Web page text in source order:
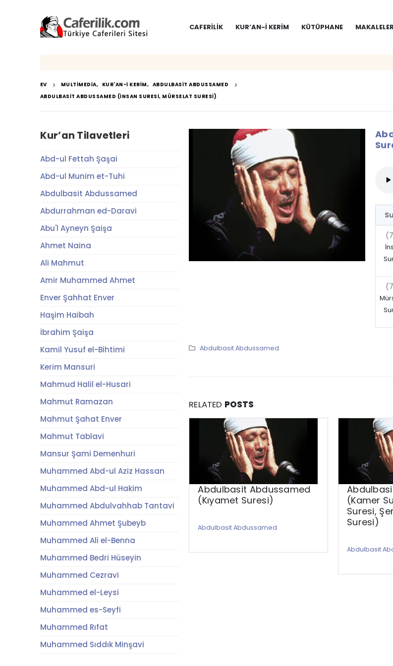
CAFERILIK KUR’AN-I KERIM KÜTÜPHANE MAKALELER
EV MULTIMEDIA, KUR'AN-I KERIM, ABDULBASIT ABDUSSAMED
ABDULBASIT ABDUSSAMED (İNSAN SURESI, MÜRSELAT SURESI)
Abdulbasit Abdussamed
RELATED POSTS
Abdulbasit Abdussamed
(Kıyamet Suresi)
Abdulbasit Abdussamed
(Kamer
Suresi,
Suresi)
Abdulbasit
Kur’an Tilavetleri
Abd-ul Fettah Şaşai
Abd-ul Munim et-Tuhi
Abdulbasit Abdussamed
Abdurrahman ed-Daravi
Abu'l Ayneyn Şaişa
Ahmet Naina
Ali Mahmut
Amir Muhammed Ahmet
Enver Şahhat Enver
Haşim Haibah
İbrahim Şaişa
Kamil Yusuf el-Bihtimi
Kerim Mansuri
Mahmud Halil el-Husari
Mahmut Ramazan
Mahmut Şahat Enver
Mahmut Tablavi
Mansur Şami Demenhuri
Muhammed Abd-ul Aziz Hassan
Muhammed Abd-ul Hakim
Muhammed Abdulvahhab Tantavi
Muhammed Ahmet Şubeyb
Muhammed Ali el-Benna
Muhammed Bedri Hüseyin
Muhammed Cezravi
Muhammed el-Leysi
Muhammed es-Seyfi
Muhammed Rıfat
Muhammed Sıddık Minşavi